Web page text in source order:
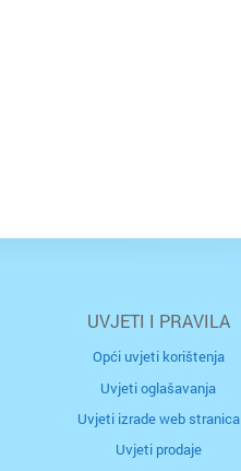
UVJETI I PRAVILA
Opći uvjeti korištenja
Uvjeti oglašavanja
Uvjeti izrade web stranica
Uvjeti prodaje